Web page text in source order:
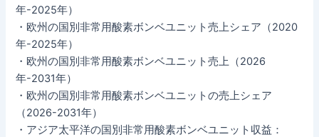
年-2025年）
・欧州の国別非常用酸素ボンベユニット売上シェア（2020
年-2025年）
・欧州の国別非常用酸素ボンベユニット売上（2026
年-2031年）
・欧州の国別非常用酸素ボンベユニットの売上シェア
（2026-2031年）
・アジア太平洋の国別非常用酸素ボンベユニット収益：